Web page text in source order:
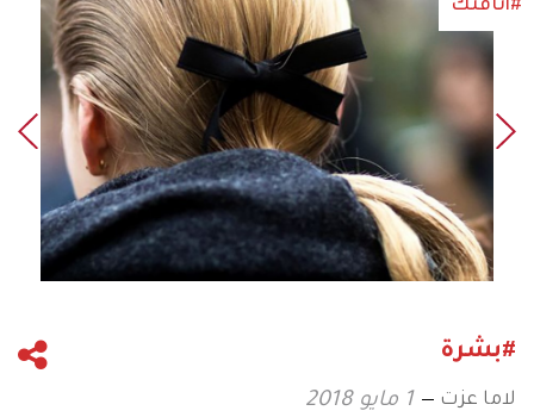
#أناقتك
#بشرة
لاما عزت 1 مايو 2018